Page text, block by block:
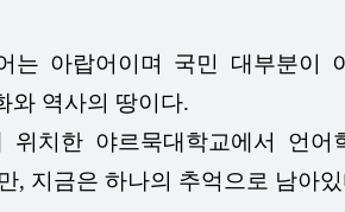
아랍어이며 국민 대부분이
와 역사의 땅이다.
치한 야르묵대학교에서 언
, 지금은 하나의 추억으로 남아